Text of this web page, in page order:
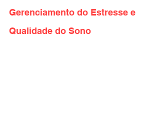
Gerenciamento do Estresse e
Qualidade do Sono